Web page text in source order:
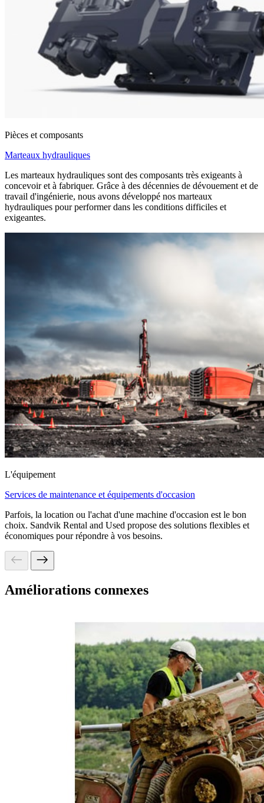
Pièces et composants
Marteaux hydrauliques
Les marteaux hydrauliques sont des composants très exigeants à
concevoir et à fabriquer. Grâce à des décennies de dévouement et de
travail d'ingénierie, nous avons développé nos marteaux
hydrauliques pour performer dans les conditions difficiles et
exigeantes.
L'équipement
Services de maintenance et équipements d'occasion
Parfois, la location ou l'achat d'une machine d'occasion est le bon
choix. Sandvik Rental and Used propose des solutions flexibles et
économiques pour répondre à vos besoins.
Améliorations connexes